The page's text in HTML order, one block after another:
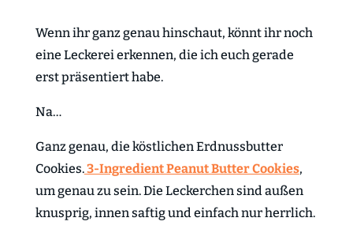
Wenn ihr ganz genau hinschaut, könnt ihr noch
eine Leckerei erkennen, die ich euch gerade
erst präsentiert habe.
Na…
Ganz genau, die köstlichen Erdnussbutter
Cookies.3-Ingredient Peanut Butter Cookies,
um genau zu sein. Die Leckerchen sind außen
knusprig, innen saftig und einfach nur herrlich.